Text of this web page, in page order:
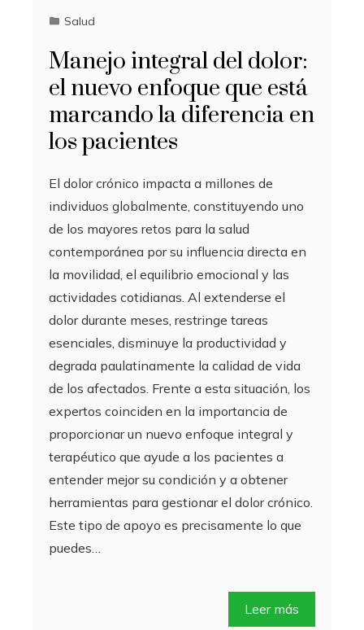
Salud
Manejo integral del dolor:
el nuevo enfoque que está
marcando la diferencia en
los pacientes
El dolor crónico impacta a millones de
individuos globalmente, constituyendo uno
de los mayores retos para la salud
contemporánea por su influencia directa en
la movilidad, el equilibrio emocional y las
actividades cotidianas. Al extenderse el
dolor durante meses, restringe tareas
esenciales, disminuye la productividad y
degrada paulatinamente la calidad de vida
de los afectados. Frente a esta situación, los
expertos coinciden en la importancia de
proporcionar un nuevo enfoque integral y
terapéutico que ayude a los pacientes a
entender mejor su condición y a obtener
herramientas para gestionar el dolor crónico.
Este tipo de apoyo es precisamente lo que
puedes…
Leer más